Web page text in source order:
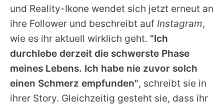
Nutzungsbedingungen
Utiq verwalten
und Reality-Ikone wendet sich jetzt erneut an
ihre Follower und beschreibt auf Instagram,
wie es ihr aktuell wirklich geht. "Ich
durchlebe derzeit die schwerste Phase
meines Lebens. Ich habe nie zuvor solch
einen Schmerz empfunden", schreibt sie in
ihrer Story. Gleichzeitig gesteht sie, dass ihr